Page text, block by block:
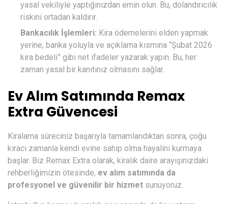
yasal vekiliyle yaptığınızdan emin olun. Bu, dolandırıcılık
riskini ortadan kaldırır.
Bankacılık İşlemleri: Kira ödemelerini elden yapmak
yerine, banka yoluyla ve açıklama kısmına “Şubat 2026
kira bedeli” gibi net ifadeler yazarak yapın. Bu, her
zaman yasal bir kanıtınız olmasını sağlar.
Ev Alım Satımında Remax
Extra Güvencesi
Kiralama süreciniz başarıyla tamamlandıktan sonra, çoğu
kiracı zamanla kendi evine sahip olma hayalini kurmaya
başlar. Biz Remax Extra olarak, kiralık daire arayışınızdaki
rehberliğimizin ötesinde, ev alım satımında da
profesyonel ve güvenilir bir hizmet sunuyoruz.